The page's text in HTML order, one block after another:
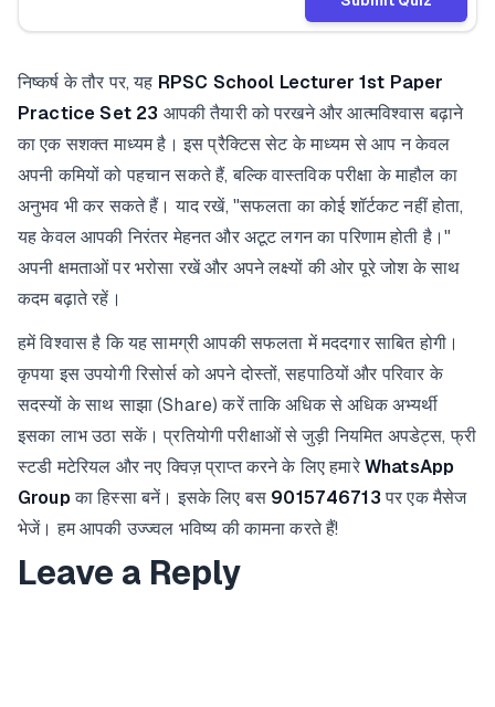
निष्कर्ष के तौर पर, यह RPSC School Lecturer 1st Paper
Practice Set 23 आपकी तैयारी को परखने और आत्मविश्वास बढ़ाने
का एक सशक्त माध्यम है। इस प्रैक्टिस सेट के माध्यम से आप न केवल
अपनी कमियों को पहचान सकते हैं, बल्कि वास्तविक परीक्षा के माहौल का
अनुभव भी कर सकते हैं। याद रखें, "सफलता का कोई शॉर्टकट नहीं होता,
यह केवल आपकी निरंतर मेहनत और अटूट लगन का परिणाम होती है।"
अपनी क्षमताओं पर भरोसा रखें और अपने लक्ष्यों की ओर पूरे जोश के साथ
कदम बढ़ाते रहें।
हमें विश्वास है कि यह सामग्री आपकी सफलता में मददगार साबित होगी।
कृपया इस उपयोगी रिसोर्स को अपने दोस्तों, सहपाठियों और परिवार के
सदस्यों के साथ साझा (Share) करें ताकि अधिक से अधिक अभ्यर्थी
इसका लाभ उठा सकें। प्रतियोगी परीक्षाओं से जुड़ी नियमित अपडेट्स, फ्री
स्टडी मटेरियल और नए क्विज़ प्राप्त करने के लिए हमारे WhatsApp
Group का हिस्सा बनें। इसके लिए बस 9015746713 पर एक मैसेज
भेजें। हम आपकी उज्ज्वल भविष्य की कामना करते हैं!
Leave a Reply